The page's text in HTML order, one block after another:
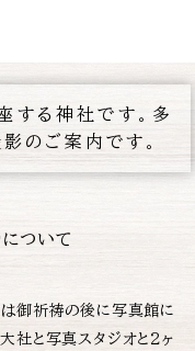
する神社です。多
のご案内です。
ついて
御祈祷の後に写真館に
社と写真スタジオと2ヶ